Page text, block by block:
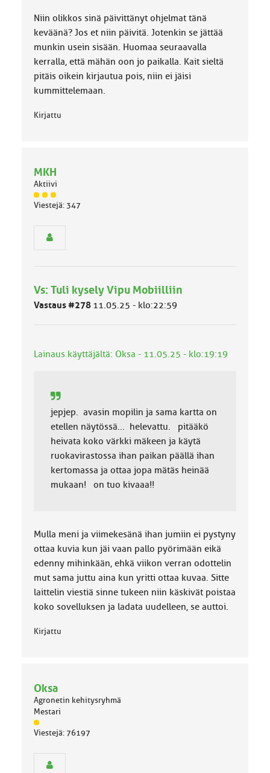
Niin olikkos sinä päivittänyt ohjelmat tänä
keväänä? Jos et niin päivitä. Jotenkin se jättää
munkin usein sisään. Huomaa seuraavalla
kerralla, että mähän oon jo paikalla. Kait sieltä
pitäis oikein kirjautua pois, niin ei jäisi
kummittelemaan.
Kirjattu
MKH
Aktiivi
J
ä
m
ä
k
Viestejä: 347
Vs: Tuli kysely Vipu Mobiilliin
Vastaus #278 11.05.25 - klo:22:59
Lainaus käyttäjältä: Oksa - 11.05.25 - klo:19:19
jepjep. avasin mopilin ja sama kartta on
etellen näytössä... helevattu. pitääkö
heivata koko värkki mäkeen ja käytä
ruokavirastossa ihan paikan päällä ihan
kertomassa ja ottaa jopa mätäs heinää
mukaan! on tuo kivaaa!!
Mulla meni ja viimekesänä ihan jumiin ei pystyny
ottaa kuvia kun jäi vaan pallo pyörimään eikä
edenny mihinkään, ehkä viikon verran odottelin
mut sama juttu aina kun yritti ottaa kuvaa. Sitte
laittelin viestiä sinne tukeen niin käskivät poistaa
koko sovelluksen ja ladata uudelleen, se auttoi.
Kirjattu
Oksa
Agronetin kehitysryhmä
Mestari
J
ä
Viestejä: 76197